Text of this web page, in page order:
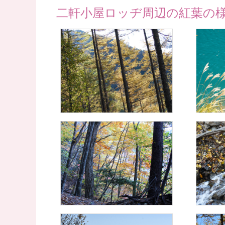
二軒小屋ロッヂ周辺の紅葉の